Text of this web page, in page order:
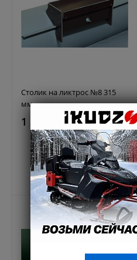
Столик на ликтрос №8 315
мм
1 200 ₽